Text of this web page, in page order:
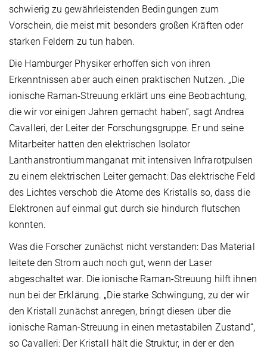
schwierig zu gewährleistenden Bedingungen zum
Vorschein, die meist mit besonders großen Kräften oder
starken Feldern zu tun haben.
Die Hamburger Physiker erhoffen sich von ihren
Erkenntnissen aber auch einen praktischen Nutzen. „Die
ionische Raman-Streuung erklärt uns eine Beobachtung,
die wir vor einigen Jahren gemacht haben“, sagt Andrea
Cavalleri, der Leiter der Forschungsgruppe. Er und seine
Mitarbeiter hatten den elektrischen Isolator
Lanthanstrontiummanganat mit intensiven Infrarotpulsen
zu einem elektrischen Leiter gemacht: Das elektrische Feld
des Lichtes verschob die Atome des Kristalls so, dass die
Elektronen auf einmal gut durch sie hindurch flutschen
konnten.
Was die Forscher zunächst nicht verstanden: Das Material
leitete den Strom auch noch gut, wenn der Laser
abgeschaltet war. Die ionische Raman-Streuung hilft ihnen
nun bei der Erklärung. „Die starke Schwingung, zu der wir
den Kristall zunächst anregen, bringt diesen über die
ionische Raman-Streuung in einen metastabilen Zustand“,
so Cavalleri: Der Kristall hält die Struktur, in der er den